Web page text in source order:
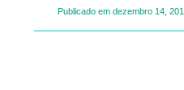
Publicado em dezembro 14,